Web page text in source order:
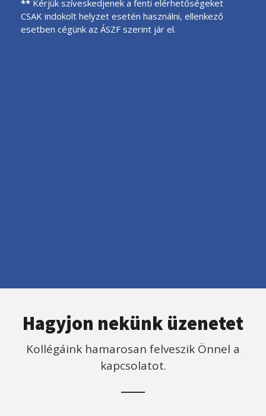
** Kérjük szíveskedjenek a fenti elérhetőségeket
CSAK indokolt helyzet esetén használni, ellenkező
esetben cégünk az ÁSZF szerint jár el.
Hagyjon nekünk üzenetet
Kollégáink hamarosan felveszik Önnel a
kapcsolatot.